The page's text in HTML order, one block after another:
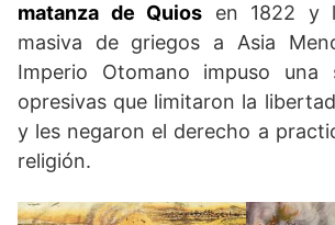
matanza de Quios en 1822 y
masiva de griegos a Asia
Imperio Otomano impuso una
opresivas que limitaron la
y les negaron el derecho a
religión.